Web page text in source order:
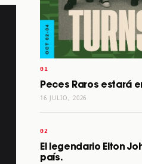
Peces Raros estará
16 JULIO, 2026
El legendario Elton
país.